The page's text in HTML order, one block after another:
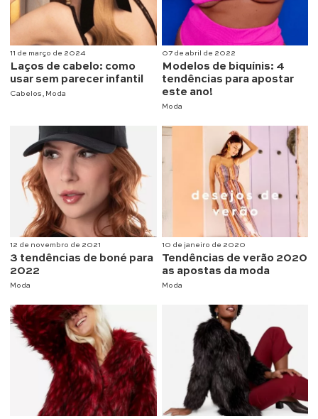
11 de março de 2024
Laços de cabelo: como
usar sem parecer infantil
Cabelos Moda
07 de abril de 2022
Modelos de biquínis: 4
tendências para apostar
este ano!
Moda
12 de novembro de 2021
3 tendências de boné para
2022
Moda
10 de janeiro de 2020
Tendências de verão 2020
as apostas da moda
Moda